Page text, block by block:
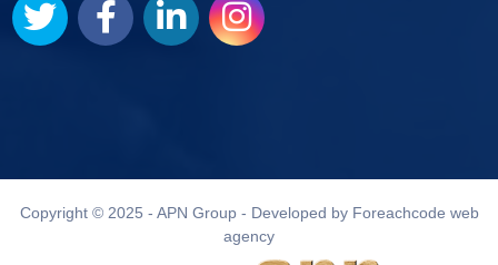
Copyright © 2025 - APN Group - Developed by Foreachcode web
agency